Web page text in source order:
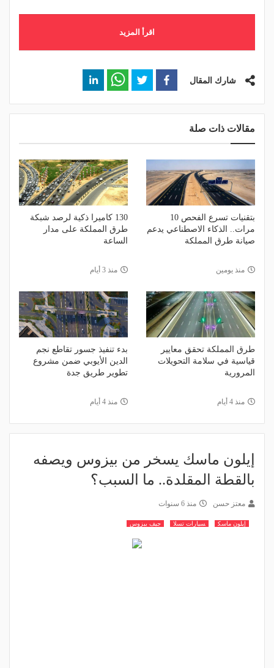
اقرأ المزيد
شارك المقال
مقالات ذات صلة
بتقنيات تسرع الفحص 10
مرات.. الذكاء الاصطناعي يدعم
صيانة طرق المملكة
منذ يومين
130 كاميرا ذكية لرصد شبكة
طرق المملكة على مدار
الساعة
منذ 3 أيام
طرق المملكة تحقق معايير
قياسية في سلامة التحويلات
المرورية
منذ 4 أيام
بدء تنفيذ جسور تقاطع نجم
الدين الأيوبي ضمن مشروع
تطوير طريق جدة
منذ 4 أيام
إيلون ماسك يسخر من بيزوس ويصفه
بالقطة المقلدة.. ما السبب؟
معتز حسن منذ 6 سنوات
إيلون ماسك سيارات تسلا جيف بيزوس